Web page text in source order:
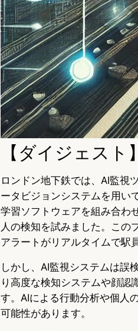
【ダイジェスト】
ロンドン地下鉄では、AI監視
ータビジョンシステムを用い
学習ソフトウェアを組み合わ
人の検知を試みました。こ
アラートがリアルタイムで駅
しかし、AI監視システムは誤
り高度な検知システムや顔認
す。AIによる行動分析や個人
可能性があります。